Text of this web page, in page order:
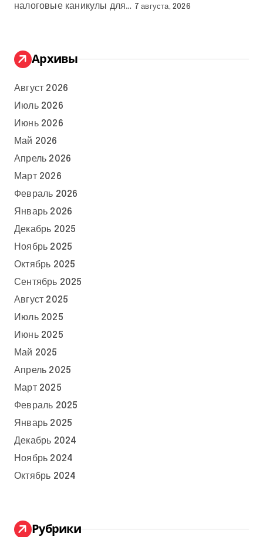
налоговые каникулы для… 7 августа, 2026
Архивы
Август 2026
Июль 2026
Июнь 2026
Май 2026
Апрель 2026
Март 2026
Февраль 2026
Январь 2026
Декабрь 2025
Ноябрь 2025
Октябрь 2025
Сентябрь 2025
Август 2025
Июль 2025
Июнь 2025
Май 2025
Апрель 2025
Март 2025
Февраль 2025
Январь 2025
Декабрь 2024
Ноябрь 2024
Октябрь 2024
Рубрики